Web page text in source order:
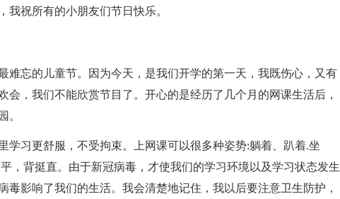
我祝所有的小朋友们节日快乐。
难忘的儿童节。因为今天，是我们开学的第一天，我既伤心，又有
会，我们不能欣赏节目了。开心的是经历了几个月的网课生活后，
。
学习更舒服，不受拘束。上网课可以很多种姿势:躺着、趴着.坐
背挺直。由于新冠病毒，才使我们的学习环境以及学习状态发生
毒影响了我们的生活。我会清楚地记住，我以后要注意卫生防护，